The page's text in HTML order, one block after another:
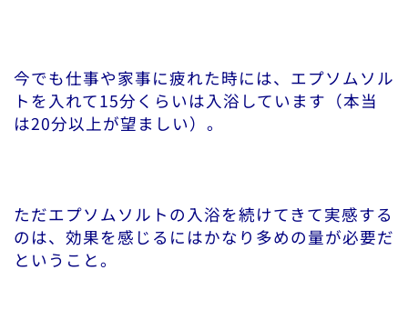
今でも仕事や家事に疲れた時には、エプソムソル
トを入れて15分くらいは入浴しています（本当
は20分以上が望ましい）。
ただエプソムソルトの入浴を続けてきて実感する
のは、効果を感じるにはかなり多めの量が必要だ
ということ。